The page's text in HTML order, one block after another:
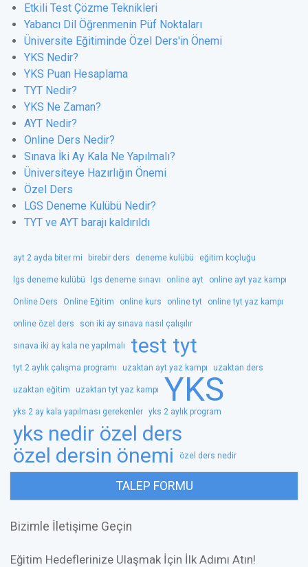
Etkili Test Çözme Teknikleri
Yabancı Dil Öğrenmenin Püf Noktaları
Üniversite Eğitiminde Özel Ders'in Önemi
YKS Nedir?
YKS Puan Hesaplama
TYT Nedir?
YKS Ne Zaman?
AYT Nedir?
Online Ders Nedir?
Sınava İki Ay Kala Ne Yapılmalı?
Üniversiteye Hazırlığın Önemi
Özel Ders
LGS Deneme Kulübü Nedir?
TYT ve AYT barajı kaldırıldı
ayt 2 ayda biter mi birebir ders deneme kulübü eğitim koçluğu
lgs deneme kulübü lgs deneme sınavı online ayt online ayt yaz kampı
Online Ders Online Eğitim online kurs online tyt online tyt yaz kampı
online özel ders son iki ay sınava nasıl çalışılır
sınava iki ay kala ne yapılmalı test tyt
tyt 2 aylık çalışma programı uzaktan ayt yaz kampı uzaktan ders
uzaktan eğitim uzaktan tyt yaz kampı YKS
yks 2 ay kala yapılması gerekenler yks 2 aylık program
yks nedir özel ders
özel dersin önemi
özel ders nedir
TALEP FORMU
Bizimle İletişime Geçin
Eğitim Hedeflerinize Ulaşmak İçin İlk Adımı Atın!